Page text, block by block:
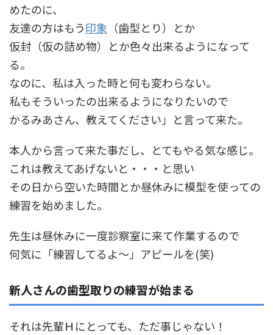
めたのに、
友達の方はもう印象 （歯型とり）とか
仮封（仮の詰め物）とか色々出来るようになって
る。
なのに、私は入った時と何も変わらない。
私もそういったの出来るようになりたいので
かるみあさん、教えてください」と言って来た。
本人から言って来た事だし、とてもやる気な感じ。
これは教えてあげないと・・・と思い
その日から空いた時間とか昼休みに模型を使っての
練習を始めました。
先生は昼休みに一度診察室に来て作業するので
何気に「練習してるよ～」アピールを(笑)
新人さんの歯型取りの練習が始まる
それは先輩Ｈにとっても、ただ事じゃない！